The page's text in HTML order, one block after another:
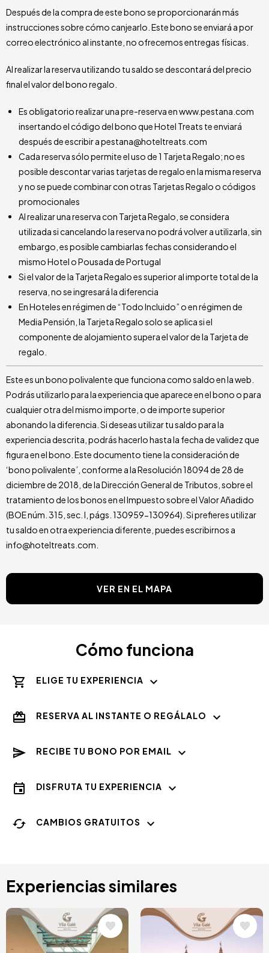
Después de la compra de este bono se proporcionarán más
instrucciones sobre cómo canjearlo. Este bono se enviará a por
correo electrónico al instante, no ofrecemos entregas físicas.
Al realizar la reserva utilizando tu saldo se descontará del precio
final el valor del bono regalo.
Es obligatorio realizar una pre-reserva en www.pestana.com
insertando el código del bono que Hotel Treats te enviará
después de escribir a pestana@hoteltreats.com
Cada reserva sólo permite el uso de 1 Tarjeta Regalo; no es
posible descontar varias tarjetas de regalo en la misma reserva
y no se puede combinar con otras Tarjetas Regalo o códigos
promocionales
Al realizar una reserva con Tarjeta Regalo, se considera
utilizada si cancelando la reserva no podrá volver a utilizarla, sin
embargo, es posible cambiarlas fechas considerando el
mismo Hotel o Pousada de Portugal
Si el valor de la Tarjeta Regalo es superior al importe total de la
reserva, no se ingresará la diferencia
En Hoteles en régimen de “Todo Incluido” o en régimen de
Media Pensión, la Tarjeta Regalo solo se aplica si el
componente de alojamiento supera el valor de la Tarjeta de
regalo.
Este es un bono polivalente que funciona como saldo en la web.
Podrás utilizarlo para la experiencia que aparece en el bono o para
cualquier otra del mismo importe, o de importe superior
abonando la diferencia. Si deseas utilizar tu saldo para la
experiencia descrita, podrás hacerlo hasta la fecha de validez que
figura en el bono. Este documento tiene la consideración de
‘bono polivalente’, conforme a la Resolución 18094 de 28 de
diciembre de 2018, de la Dirección General de Tributos, sobre el
tratamiento de los bonos en el Impuesto sobre el Valor Añadido
(BOE núm. 315, sec. I, págs. 130959-130964). Si prefieres utilizar
tu saldo en otra experiencia diferente, puedes escribirnos a
info@hoteltreats.com.
VER EN EL MAPA
Cómo funciona
ELIGE TU EXPERIENCIA
RESERVA AL INSTANTE O REGÁLALO
RECIBE TU BONO POR EMAIL
DISFRUTA TU EXPERIENCIA
CAMBIOS GRATUITOS
Experiencias similares
Image
Image